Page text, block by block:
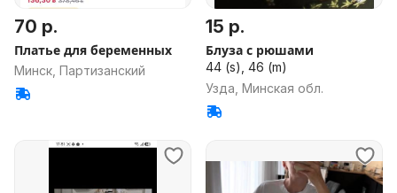
70 р.
Платье для беременных
Минск, Партизанский
15 р.
Блуза с рюшами
44 (s), 46 (m)
Узда, Минская обл.